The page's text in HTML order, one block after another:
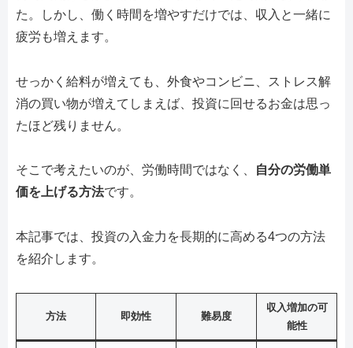
た。しかし、働く時間を増やすだけでは、収入と一緒に
疲労も増えます。
せっかく給料が増えても、外食やコンビニ、ストレス解
消の買い物が増えてしまえば、投資に回せるお金は思っ
たほど残りません。
そこで考えたいのが、労働時間ではなく、
自分の労働単
価を上げる方法です。
本記事では、投資の入金力を長期的に高める4つの方法
を紹介します。
方法 即効性 難易度
収入増加の可
能性